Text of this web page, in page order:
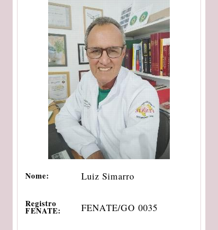
Nome: Luiz Simarro
Registro
FENATE: FENATE/GO 0035